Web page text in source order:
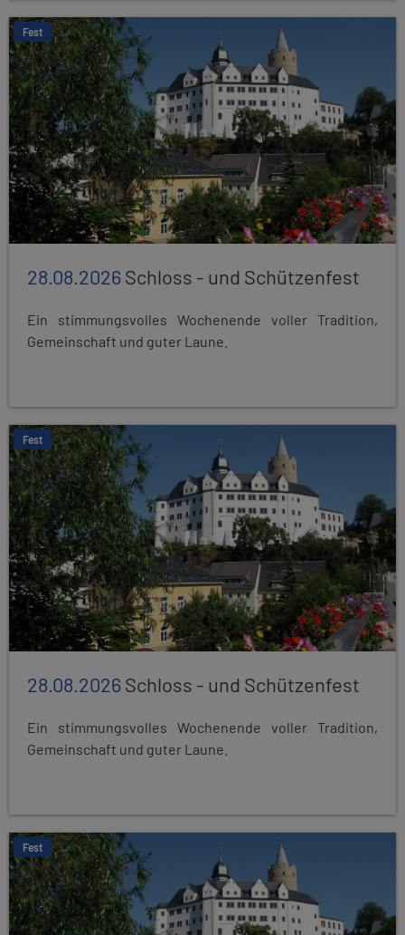
Fest
28.08.2026Schloss - und Schützenfest
Ein stimmungsvolles Wochenende voller Tradition,
Gemeinschaft und guter Laune.
Fest
28.08.2026Schloss - und Schützenfest
Ein stimmungsvolles Wochenende voller Tradition,
Gemeinschaft und guter Laune.
Fest